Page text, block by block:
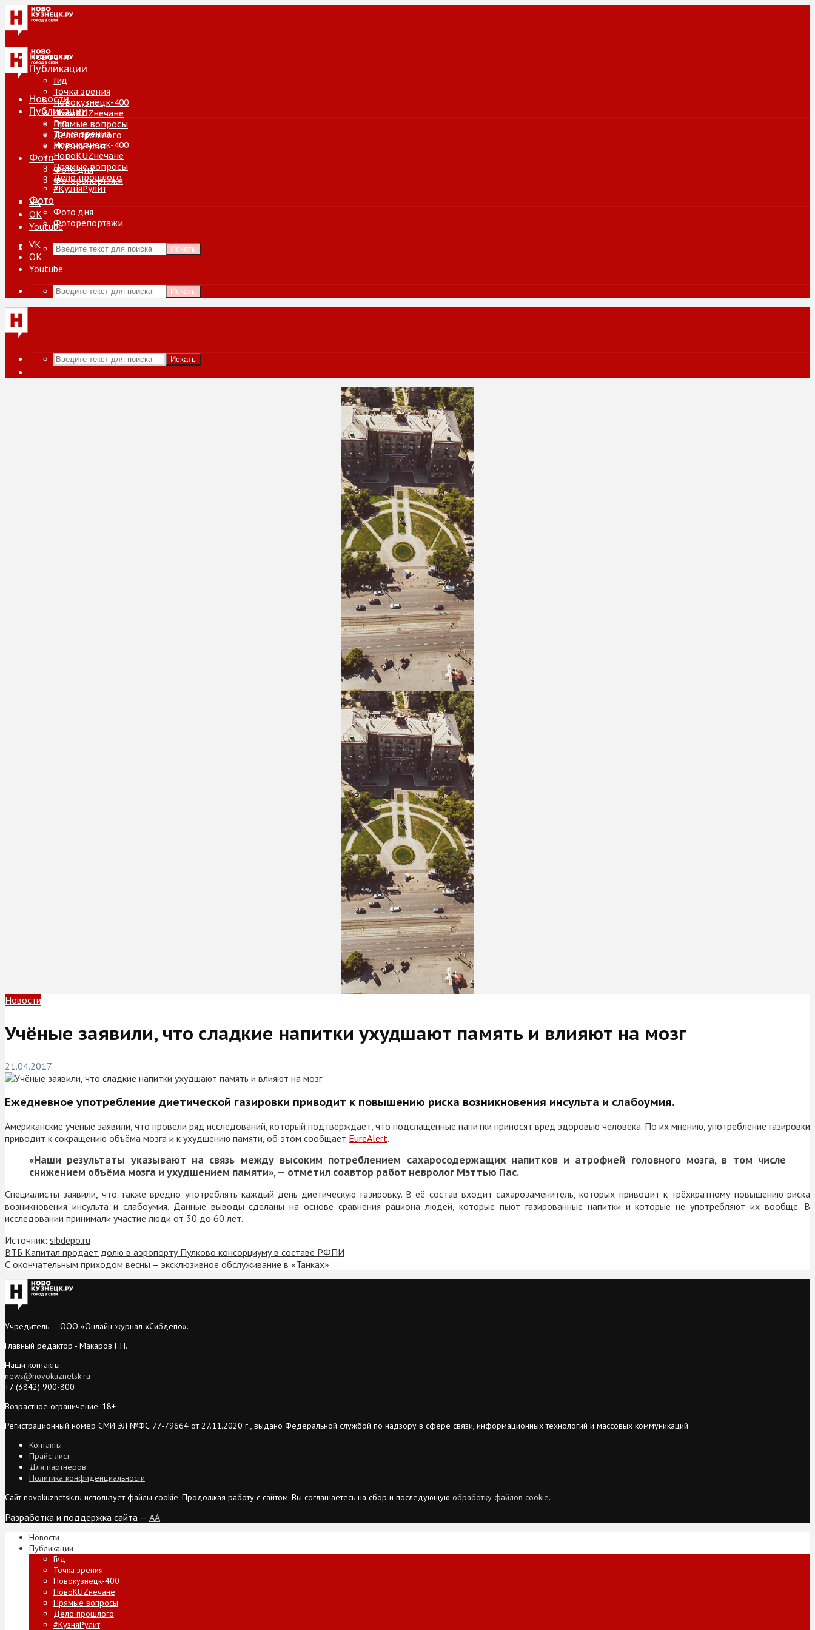
Новости
Публикации
Гид
Точка зрения
Новокузнецк-400
НовоKUZнечане
Прямые вопросы
Дело прошлого
#КузняРулит
Фото
Фото дня
Фоторепортажи
VK
ОК
Youtube
Искать
Новости
Публикации
Гид
Точка зрения
Новокузнецк-400
НовоKUZнечане
Прямые вопросы
Дело прошлого
#КузняРулит
Фото
Фото дня
Фоторепортажи
VK
ОК
Youtube
Искать
Искать
Новости
Учёные заявили, что сладкие напитки ухудшают память и влияют на мозг
21.04.2017
Ежедневное употребление диетической газировки приводит к повышению риска возникновения инсульта и слабоумия.
Американские учёные заявили, что провели ряд исследований, который подтверждает, что подслащённые напитки приносят вред здоровью человека. По их мнению, употребление газировки
приводит к сокращению объёма мозга и к ухудшению памяти, об этом сообщает EureAlert.
«Наши результаты указывают на связь между высоким потреблением сахаросодержащих напитков и атрофией головного мозга, в том числе
снижением объёма мозга и ухудшением памяти», — отметил соавтор работ невролог Мэттью Пас.
Специалисты заявили, что также вредно употреблять каждый день диетическую газировку. В её состав входит сахарозаменитель, которых приводит к трёхкратному повышению риска
возникновения инсульта и слабоумия. Данные выводы сделаны на основе сравнения рациона людей, которые пьют газированные напитки и которые не употребляют их вообще. В
исследовании принимали участие люди от 30 до 60 лет.
Источник: sibdepo.ru
ВТБ Капитал продает долю в аэропорту Пулково консорциуму в составе РФПИ
С окончательным приходом весны – эксклюзивное обслуживание в «Танках»
Учредитель — ООО «Онлайн-журнал «Сибдепо».
Главный редактор - Макаров Г.Н.
Наши контакты:
news@novokuznetsk.ru
+7 (3842) 900-800
Возрастное ограничение: 18+
Регистрационный номер СМИ ЭЛ №ФС 77-79664 от 27.11.2020 г., выдано Федеральной службой по надзору в сфере связи, информационных технологий и массовых коммуникаций
Контакты
Прайс-лист
Для партнеров
Политика конфиденциальности
Сайт novokuznetsk.ru использует файлы cookie. Продолжая работу с сайтом, Вы соглашаетесь на сбор и последующую обработку файлов cookie.
Разработка и поддержка сайта — AA
Новости
Публикации
Гид
Точка зрения
Новокузнецк-400
НовоKUZнечане
Прямые вопросы
Дело прошлого
#КузняРулит